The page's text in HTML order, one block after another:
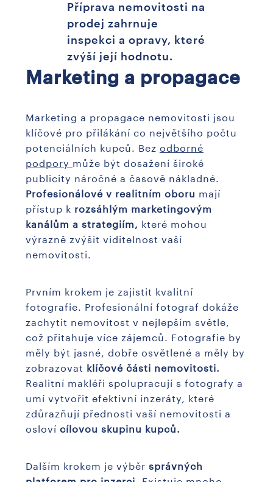
Příprava nemovitosti na
prodej zahrnuje
inspekci a opravy, které
zvýší její hodnotu.
Marketing a propagace
Marketing a propagace nemovitosti jsou
klíčové pro přilákání co největšího počtu
potenciálních kupců. Bez odborné
podpory může být dosažení široké
publicity náročné a časově nákladné.
Profesionálové v realitním oboru mají
přístup k rozsáhlým marketingovým
kanálům a strategiím, které mohou
výrazně zvýšit viditelnost vaší
nemovitosti.
Prvním krokem je zajistit kvalitní
fotografie. Profesionální fotograf dokáže
zachytit nemovitost v nejlepším světle,
což přitahuje více zájemců. Fotografie by
měly být jasné, dobře osvětlené a měly by
zobrazovat klíčové části nemovitosti.
Realitní makléři spolupracují s fotografy a
umí vytvořit efektivní inzeráty, které
zdůrazňují přednosti vaší nemovitosti a
osloví cílovou skupinu kupců.
Dalším krokem je výběr správných